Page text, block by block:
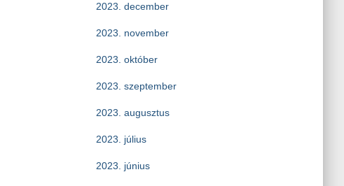
2023. december
2023. november
2023. október
2023. szeptember
2023. augusztus
2023. július
2023. június